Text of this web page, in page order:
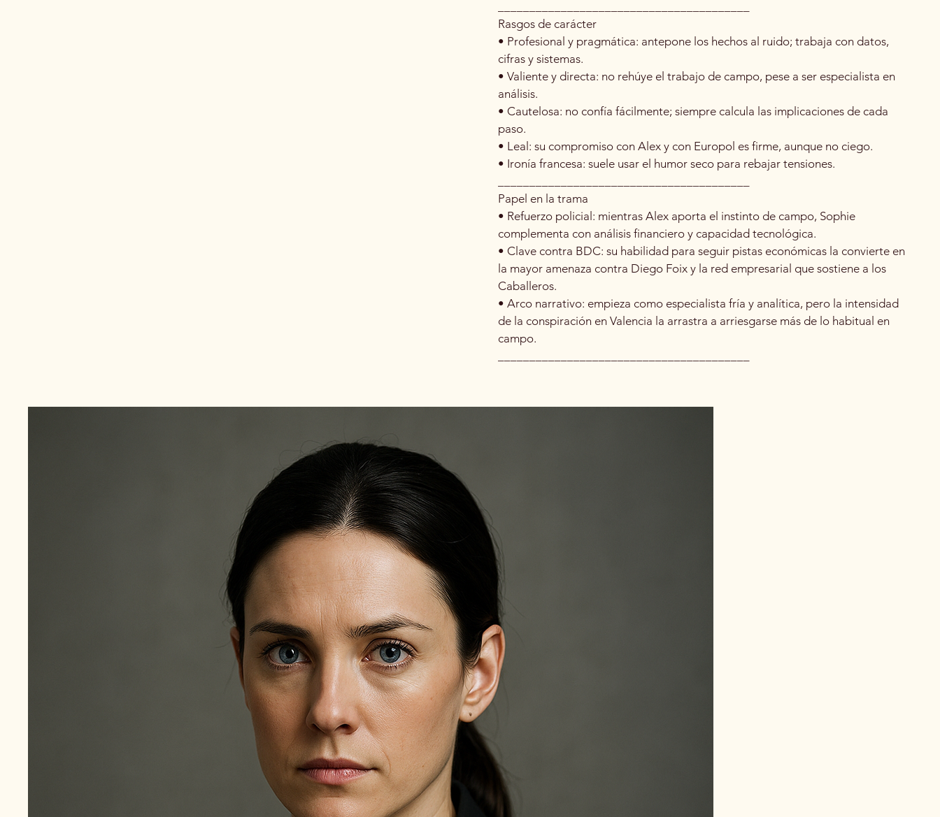
Rasgos de carácter
• Profesional y pragmática: antepone los hechos al ruido; trabaja con datos,
cifras y sistemas.
• Valiente y directa: no rehúye el trabajo de campo, pese a ser especialista en
análisis.
• Cautelosa: no confía fácilmente; siempre calcula las implicaciones de cada
paso.
• Leal: su compromiso con Alex y con Europol es firme, aunque no ciego.
• Ironía francesa: suele usar el humor seco para rebajar tensiones.
Papel en la trama
• Refuerzo policial: mientras Alex aporta el instinto de campo, Sophie
complementa con análisis financiero y capacidad tecnológica.
• Clave contra BDC: su habilidad para seguir pistas económicas la convierte en
la mayor amenaza contra Diego Foix y la red empresarial que sostiene a los
Caballeros.
• Arco narrativo: empieza como especialista fría y analítica, pero la intensidad
de la conspiración en Valencia la arrastra a arriesgarse más de lo habitual en
campo.